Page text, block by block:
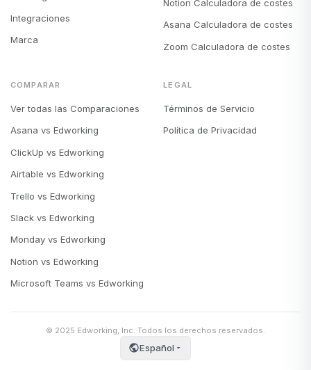
Integraciones
Marca
Notion Calculadora de costes
Asana Calculadora de costes
Zoom Calculadora de costes
COMPARAR
Ver todas las Comparaciones
Asana vs Edworking
ClickUp vs Edworking
Airtable vs Edworking
Trello vs Edworking
Slack vs Edworking
Monday vs Edworking
Notion vs Edworking
Microsoft Teams vs Edworking
LEGAL
Términos de Servicio
Política de Privacidad
© 2025 Edworking, Inc. Todos los derechos reservados.
Español